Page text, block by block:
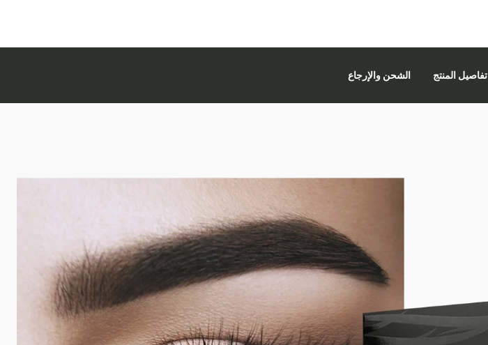
تفاصيل المنتج الشحن والإرجاع